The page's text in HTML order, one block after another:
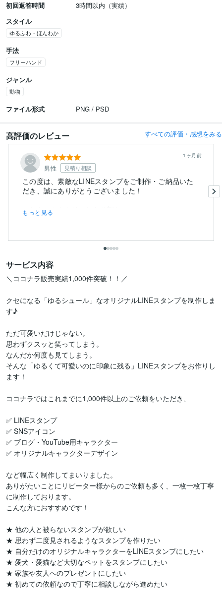
初回返答時間
3時間以内（実績）
スタイル
ゆるふわ・ほんわか
手法
フリーハンド
ジャンル
動物
ファイル形式 PNG / PSD
高評価のレビュー すべての評価・感想をみる
男性 見積り相談
1ヶ月前
この度は、素敵なLINEスタンプをご制作・ご納品いた
だき、誠にありがとうございました！
こちらのふんわりとした要望を、...
もっと見る
サービス内容
＼ココナラ販売実績1,000件突破！！／
クセになる「ゆるシュール」なオリジナルLINEスタンプを制作しま
す♪
ただ可愛いだけじゃない。
思わずクスッと笑ってしまう。
なんだか何度も見てしまう。
そんな「ゆるくて可愛いのに印象に残る」LINEスタンプをお作りし
ます！
ココナラではこれまでに1,000件以上のご依頼をいただき、
✅ LINEスタンプ
✅ SNSアイコン
✅ ブログ・YouTube用キャラクター
✅ オリジナルキャラクターデザイン
など幅広く制作してまいりました。
ありがたいことにリピーター様からのご依頼も多く、一枚一枚丁寧
に制作しております。
こんな方におすすめです！
★ 他の人と被らないスタンプが欲しい
★ 思わず二度見されるようなスタンプを作りたい
★ 自分だけのオリジナルキャラクターをLINEスタンプにしたい
★ 愛犬・愛猫など大切なペットをスタンプにしたい
★ 家族や友人へのプレゼントにしたい
★ 初めての依頼なので丁寧に相談しながら進めたい